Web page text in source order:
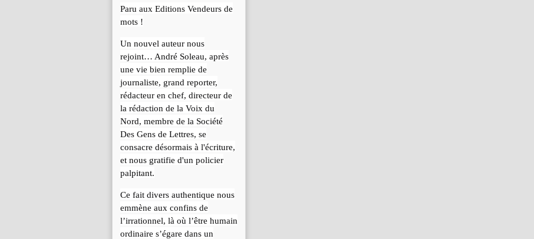
Paru aux Editions Vendeurs de
mots !
Un nouvel auteur nous
rejoint… André Soleau, après
une vie bien remplie de
journaliste, grand reporter,
rédacteur en chef, directeur de
la rédaction de la Voix du
Nord, membre de la Société
Des Gens de Lettres, se
consacre désormais à l'écriture,
et nous gratifie d'un policier
palpitant.
Ce fait divers authentique nous
emmène aux confins de
l’irrationnel, là où l’être humain
ordinaire s’égare dans un